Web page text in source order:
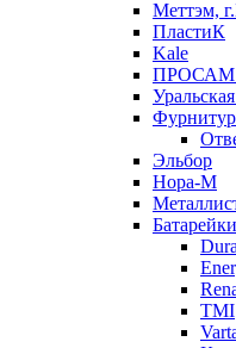
Меттэм,
ПластиК
Kale
ПРОСАМ
Эльбор
Нора-М
Батарейки
TMI